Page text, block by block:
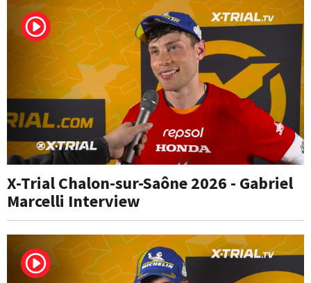
X-Trial Chalon-sur-Saône 2026 - Gabriel
Marcelli Interview